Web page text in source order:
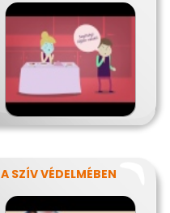
A SZÍV VÉDELMÉBEN